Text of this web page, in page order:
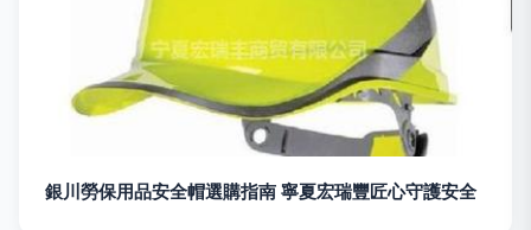
銀川勞保用品安全帽選購指南 寧夏宏瑞豐匠心守護安全